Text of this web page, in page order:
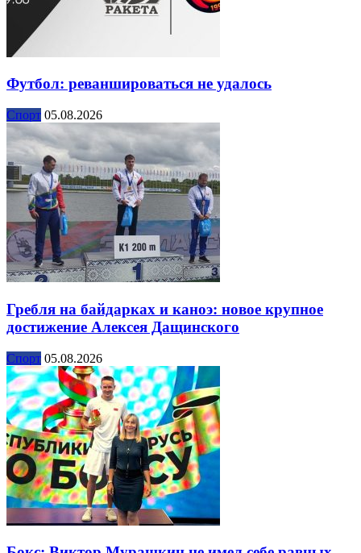
Футбол: реваншироваться не удалось
Спорт 05.08.2026
Гребля на байдарках и каноэ: новое крупное
достижение Алексея Дащинского
Спорт 05.08.2026